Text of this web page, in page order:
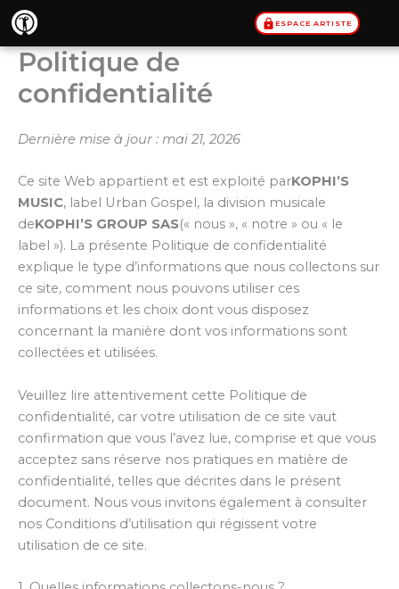
ESPACE ARTISTE
Aller
au
contenu
Politique de
confidentialité
Dernière mise à jour : mai 21, 2026
Ce site Web appartient et est exploité parKOPHI’S
MUSIC, label Urban Gospel, la division musicale
deKOPHI’S GROUP SAS(« nous », « notre » ou « le
label »). La présente Politique de confidentialité
explique le type d’informations que nous collectons sur
ce site, comment nous pouvons utiliser ces
informations et les choix dont vous disposez
concernant la manière dont vos informations sont
collectées et utilisées.
Veuillez lire attentivement cette Politique de
confidentialité, car votre utilisation de ce site vaut
confirmation que vous l’avez lue, comprise et que vous
acceptez sans réserve nos pratiques en matière de
confidentialité, telles que décrites dans le présent
document. Nous vous invitons également à consulter
nos Conditions d’utilisation qui régissent votre
utilisation de ce site.